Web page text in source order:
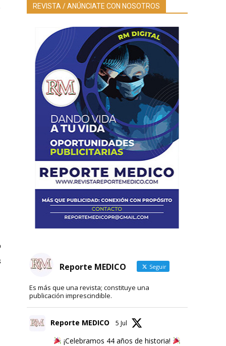
REVISTA / ANÚNCIATE CON NOSOTROS
Reporte MEDICO Seguir
Es más que una revista; constituye una
publicación imprescindible.
Reporte MEDICO 5 Jul
¡Celebramos 44 años de historia!